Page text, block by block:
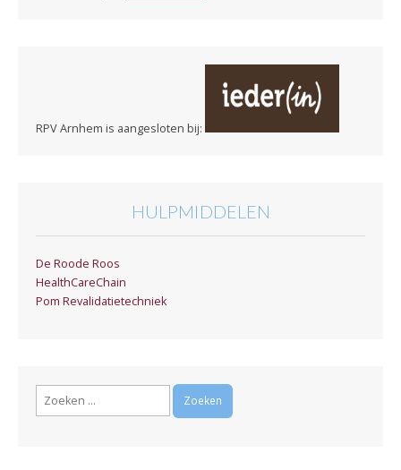
RPV Arnhem is aangesloten bij:
HULPMIDDELEN
De Roode Roos
HealthCareChain
Pom Revalidatietechniek
Zoeken